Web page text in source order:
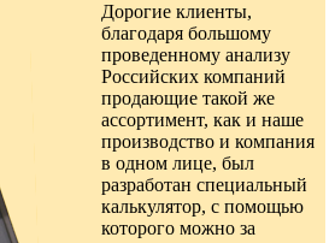
Дорогие клиенты,
благодаря большому
проведенному анализу
Российских компаний
продающие такой же
ассортимент, как и наше
производство и компания
в одном лице, был
разработан специальный
калькулятор, с помощью
которого можно за